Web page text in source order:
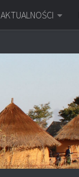
AKTUALNOŚCI